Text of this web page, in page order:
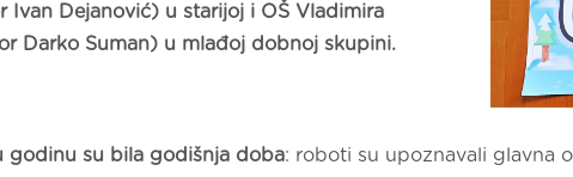
Ivan Dejanović) u starijoj i OŠ Vladimira
Darko Suman) u mlađoj dobnoj skupini.
godinu su bila godišnja doba: roboti su upoznavali glavna